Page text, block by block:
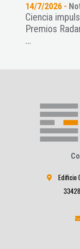
14/7/2026 -
Ciencia
Premios
...
Edificio